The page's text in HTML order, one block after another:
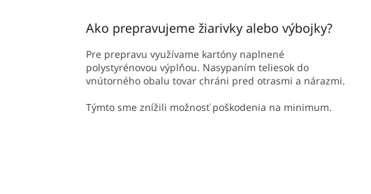
Ako prepravujeme žiarivky alebo výbojky?
Pre prepravu využívame kartóny naplnené
polystyrénovou výplňou. Nasypaním teliesok do
vnútorného obalu tovar chráni pred otrasmi a nárazmi.
Týmto sme znížili možnosť poškodenia na minimum.